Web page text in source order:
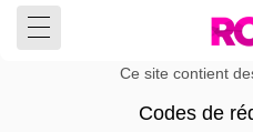
Ce site contient
Codes de